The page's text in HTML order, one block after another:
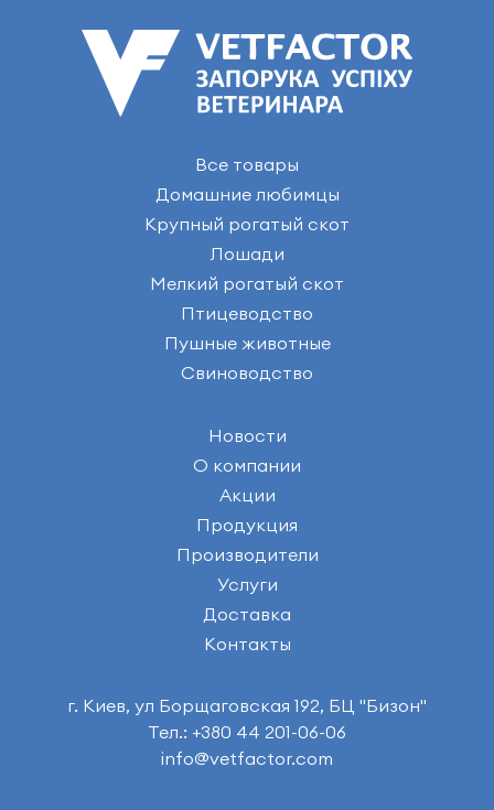
Все товары
Домашние любимцы
Крупный рогатый скот
Лошади
Мелкий рогатый скот
Птицеводство
Пушные животные
Свиноводство
Новости
О компании
Акции
Продукция
Производители
Услуги
Доставка
Контакты
г. Киев, ул Борщаговская 192, БЦ "Бизон"
Тел.: +380 44 201-06-06
info@vetfactor.com